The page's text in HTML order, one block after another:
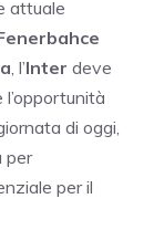
attuale
, l’Inter deve
di oggi,
per
per il